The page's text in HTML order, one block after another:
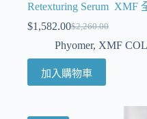
Retexturing Serum XMF
$2,260.00
$1,582.00
Phyomer, XMF
加入購物車